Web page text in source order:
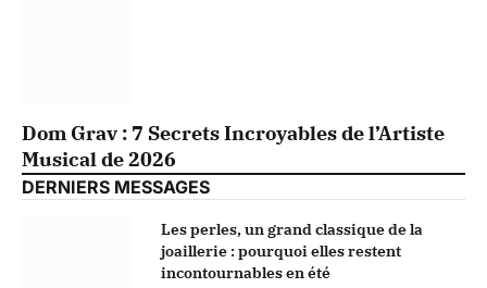
Dom Grav : 7 Secrets Incroyables de l’Artiste
Musical de 2026
DERNIERS MESSAGES
Les perles, un grand classique de la
joaillerie : pourquoi elles restent
incontournables en été